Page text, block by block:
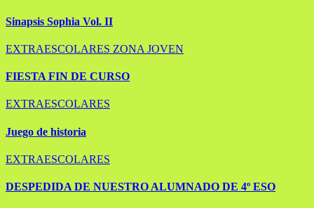
Sinapsis Sophia Vol. II
EXTRAESCOLARES ZONA JOVEN
FIESTA FIN DE CURSO
EXTRAESCOLARES
Juego de historia
EXTRAESCOLARES
DESPEDIDA DE NUESTRO ALUMNADO DE 4º ESO